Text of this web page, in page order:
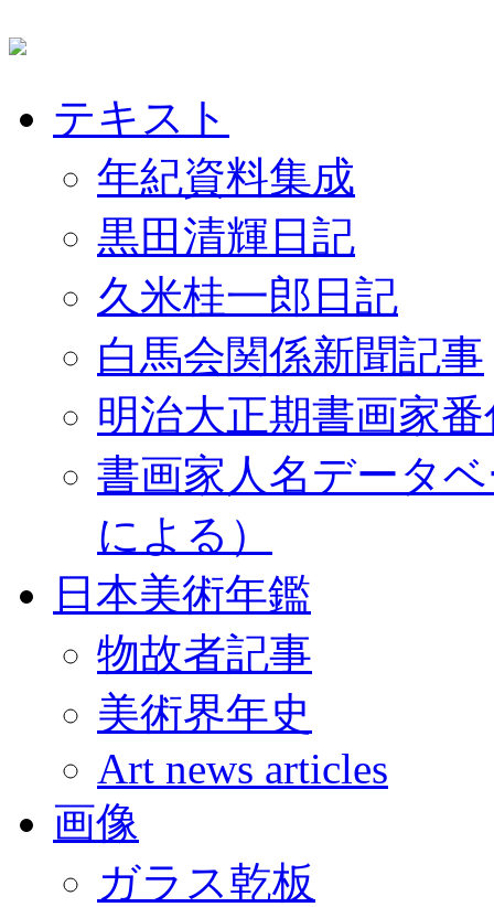
テキスト
年紀資料集成
黒田清輝日記
久米桂一郎日記
白馬会関係新聞記事
明治大正期書画家
書画家人名データ
による）
日本美術年鑑
物故者記事
美術界年史
Art news articles
画像
ガラス乾板